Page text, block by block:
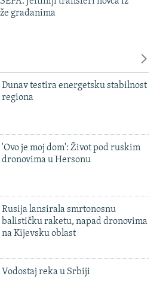
građanima
Dunav testira energetsku stabilnost
regiona
'Ovo je moj dom': Život pod ruskim
dronovima u Hersonu
Rusija lansirala smrtonosnu
balističku raketu, napad dronovima
na Kijevsku oblast
Vodostaj reka u Srbiji